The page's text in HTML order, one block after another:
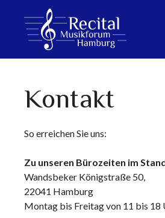
springen
Kontakt
So erreichen Sie uns:
Zu unseren Bürozeiten im
Wandsbeker Königstraße 50,
22041 Hamburg
Montag bis Freitag von 11 bis 18